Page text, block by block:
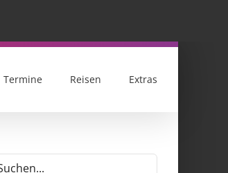
Termine Reisen Extras